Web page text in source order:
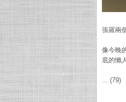
張羅兩
像今晚
底的懶
... (79)